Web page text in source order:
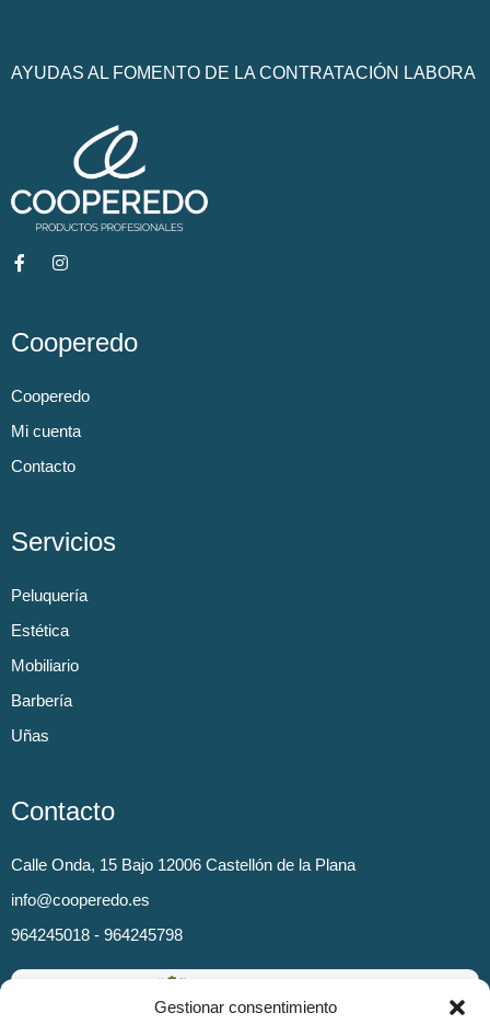
Gestionar consentimiento
AYUDAS AL FOMENTO DE LA CONTRATACIÓN LABORA
Cooperedo
Cooperedo
Mi cuenta
Contacto
Servicios
Peluquería
Estética
Mobiliario
Barbería
Uñas
Contacto
Calle Onda, 15 Bajo 12006 Castellón de la Plana
info@cooperedo.es
964245018 - 964245798